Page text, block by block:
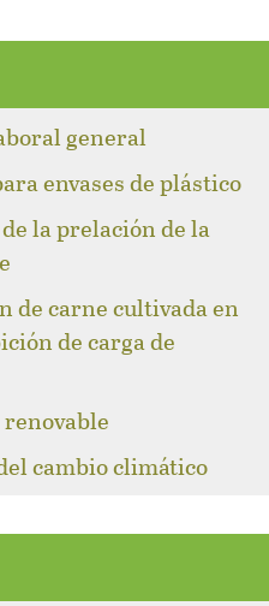
general
envases de plástico
la prelación de la
de carne cultivada en
de carga de
renovable
cambio climático